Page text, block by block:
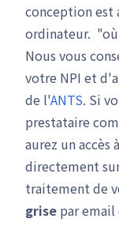
conception est
ordinateur. "où
Nous vous
votre NPI et
de l'ANTS. Si
prestataire
aurez un accès
directement
traitement de
grise par